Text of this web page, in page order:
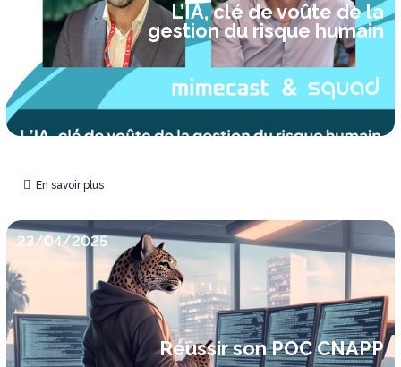
L’IA, clé de voûte de la
gestion du risque humain
En savoir plus
23/04/2025
Réussir son POC CNAPP